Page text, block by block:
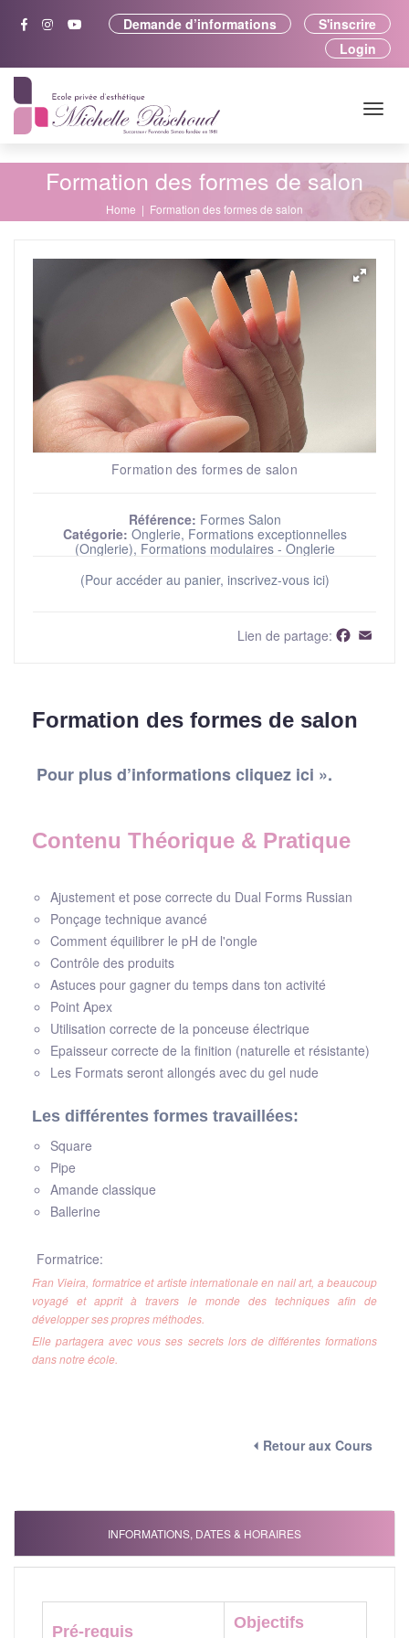
Demande d’informations
S'inscrire
Login
Formation des formes de salon
Home Formation des formes de salon
Formation des formes de salon
Référence: Formes Salon
Catégorie: Onglerie, Formations exceptionnelles
(Onglerie), Formations modulaires - Onglerie
(Pour accéder au panier, inscrivez-vous ici)
Lien de partage: Facebook
Formation des formes de salon
Pour plus d’informations cliquez ici ».
Contenu Théorique & Pratique
Ajustement et pose correcte du Dual Forms Russian
Ponçage technique avancé
Comment équilibrer le pH de l'ongle
Contrôle des produits
Astuces pour gagner du temps dans ton activité
Point Apex
Utilisation correcte de la ponceuse électrique
Epaisseur correcte de la finition (naturelle et résistante)
Les Formats seront allongés avec du gel nude
Les différentes formes travaillées:
Square
Pipe
Amande classique
Ballerine
Formatrice:
Fran Vieira, formatrice et artiste internationale en nail art, a beaucoup
voyagé et apprit à travers le monde des techniques afin de
développer ses propres méthodes.
Elle partagera avec vous ses secrets lors de différentes formations
dans notre école.
⏴ Retour aux Cours
INFORMATIONS, DATES & HORAIRES
Pré-requis Objectifs